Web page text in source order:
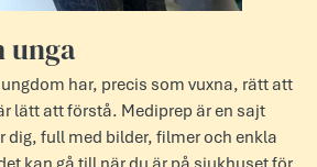
unga
har, precis som vuxna, rätt att
lätt att förstå. Mediprep är en sajt
dig, full med bilder, filmer och enkla